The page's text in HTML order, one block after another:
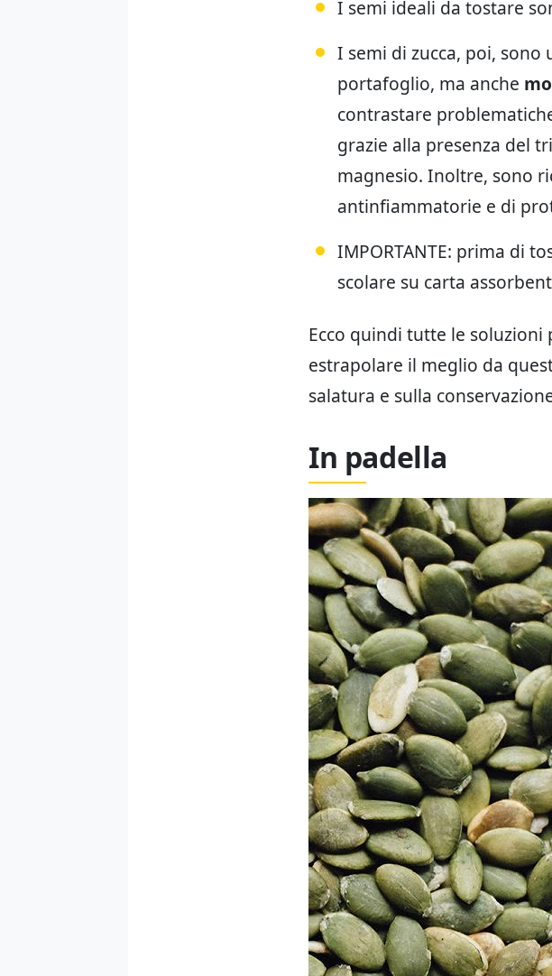
I semi ideali da tostare
I semi di zucca, poi,
portafoglio, ma anche
contrastare
grazie alla presenza del
magnesio. Inoltre, sono
antinfiammatorie e di
IMPORTANTE: prima di
scolare su carta
Ecco quindi tutte le soluzioni
estrapolare il meglio da
salatura e sulla
In padella